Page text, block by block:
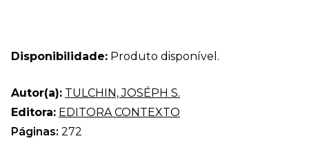
Disponibilidade: Produto disponível.
Autor(a): TULCHIN, JOSÉPH S.
Editora: EDITORA CONTEXTO
Páginas: 272